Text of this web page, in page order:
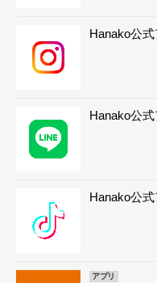
Hanako公
Hanako公
Hanako公
アプリ